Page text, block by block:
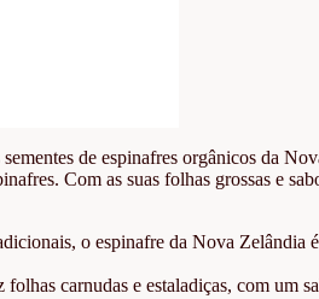
de espinafres orgânicos da
Com as suas folhas grossas e
o espinafre da Nova Zelândia
folhas carnudas e estaladiças, com um